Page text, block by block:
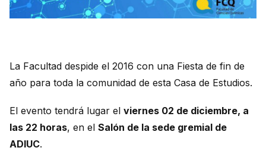
La Facultad despide el 2016 con una Fiesta de fin de
año para toda la comunidad de esta Casa de Estudios.
El evento tendrá lugar el viernes 02 de diciembre, a
las 22 horas, en el Salón de la sede gremial de
ADIUC.